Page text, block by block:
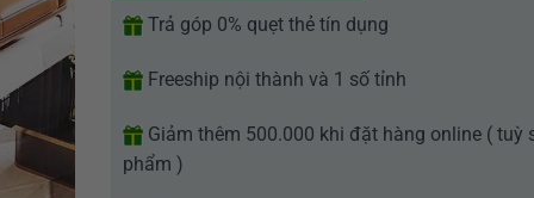
Trả góp 0% quẹt thẻ tín dụng
Freeship nội thành và 1 số tỉnh
Giảm thêm 500.000 khi đặt hàng online ( tuỳ
phẩm )